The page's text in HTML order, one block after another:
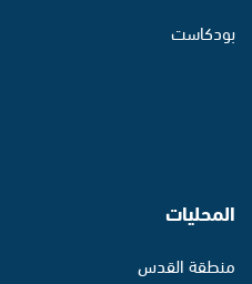
بودكاست
المحليات
منطقة القدس